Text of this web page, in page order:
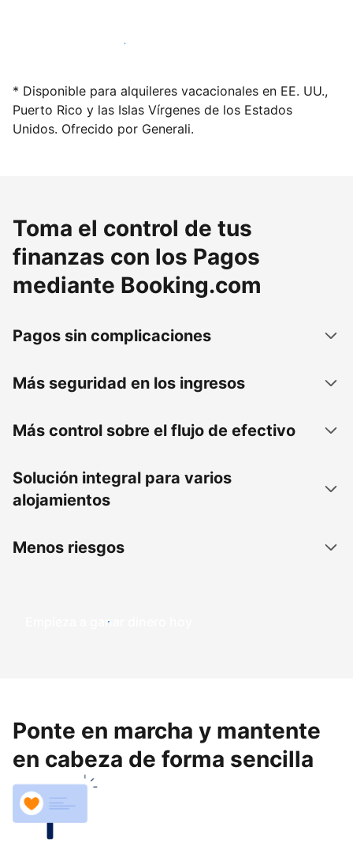
Alquila tu alojamiento hoy mismo
* Disponible para alquileres vacacionales en EE. UU.,
Puerto Rico y las Islas Vírgenes de los Estados
Unidos. Ofrecido por Generali.
Toma el control de tus
finanzas con los Pagos
mediante Booking.com
Pagos sin complicaciones
Más seguridad en los ingresos
Más control sobre el flujo de efectivo
Solución integral para varios
alojamientos
Menos riesgos
Empieza a ganar dinero hoy
Ponte en marcha y mantente
en cabeza de forma sencilla